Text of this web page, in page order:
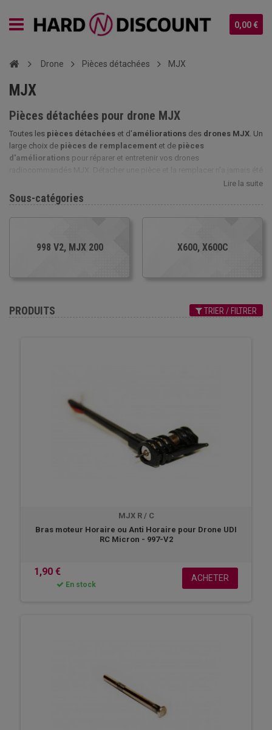
0,00 €
Drone Pièces détachées MJX
MJX
Pièces détachées pour drone MJX
Toutes les pièces détachées et d'améliorations des drones MJX. Un
large choix de pièces de remplacement et de pièces
d'améliorations pour réparer et entretenir vos drones
pièces pour drone MJX
sur notre site Hard-n-discount.fr. Tout le nécessaire pour dépanner et
réparer efficacement votre droneX200,X300C,X400,X500,X600,X800
etX101... Le plus grand choix de pièce détachée MJX pour le
Lire la suite
Sous-catégories
998 V2, MJX 200 X600, X600C
PRODUITS TRIER / FILTRER
MJX R / C
Bras moteur Horaire ou Anti Horaire pour Drone UDI
RC Micron - 997-V2
1,90 €
En stock
ACHETER